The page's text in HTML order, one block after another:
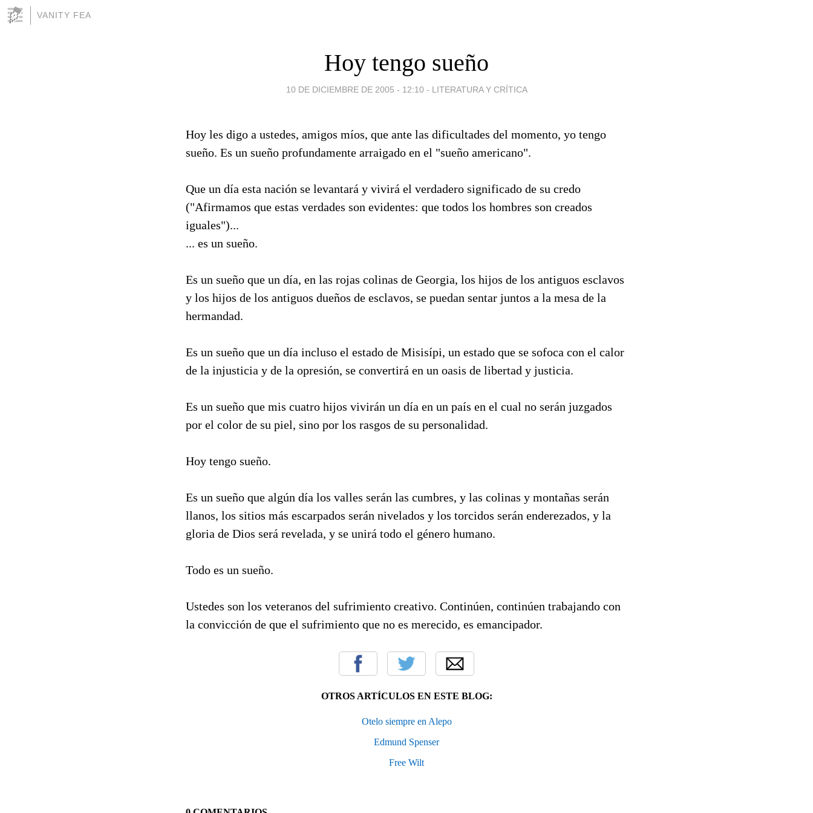
VANITY FEA
Hoy tengo sueño
10 DE DICIEMBRE DE 2005 - 12:10 - LITERATURA Y CRÍTICA
Hoy les digo a ustedes, amigos míos, que ante las dificultades del momento, yo tengo
sueño. Es un sueño profundamente arraigado en el "sueño americano".
Que un día esta nación se levantará y vivirá el verdadero significado de su credo
("Afirmamos que estas verdades son evidentes: que todos los hombres son creados
iguales")...
... es un sueño.
Es un sueño que un día, en las rojas colinas de Georgia, los hijos de los antiguos esclavos
y los hijos de los antiguos dueños de esclavos, se puedan sentar juntos a la mesa de la
hermandad.
Es un sueño que un día incluso el estado de Misisípi, un estado que se sofoca con el calor
de la injusticia y de la opresión, se convertirá en un oasis de libertad y justicia.
Es un sueño que mis cuatro hijos vivirán un día en un país en el cual no serán juzgados
por el color de su piel, sino por los rasgos de su personalidad.
Hoy tengo sueño.
Es un sueño que algún día los valles serán las cumbres, y las colinas y montañas serán
llanos, los sitios más escarpados serán nivelados y los torcidos serán enderezados, y la
gloria de Dios será revelada, y se unirá todo el género humano.
Todo es un sueño.
Ustedes son los veteranos del sufrimiento creativo. Continúen, continúen trabajando con
la convicción de que el sufrimiento que no es merecido, es emancipador.
OTROS ARTÍCULOS EN ESTE BLOG:
Otelo siempre en Alepo
Edmund Spenser
Free Wilt